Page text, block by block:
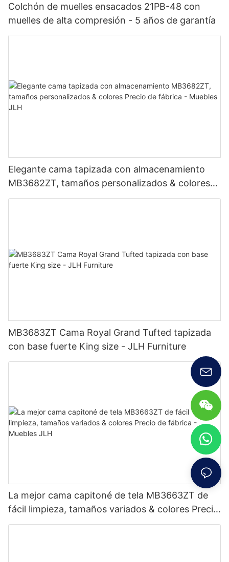
Colchón de muelles ensacados 21PB-48 con
muelles de alta compresión - 5 años de garantía
Elegante cama tapizada con almacenamiento
MB3682ZT, tamaños personalizados & colores
Precio de fábrica - Muebles JLH
MB3683ZT Cama Royal Grand Tufted tapizada
con base fuerte King size - JLH Furniture
La mejor cama capitoné de tela MB3663ZT de
fácil limpieza, tamaños variados & colores Precio
de fábrica - Muebles JLH